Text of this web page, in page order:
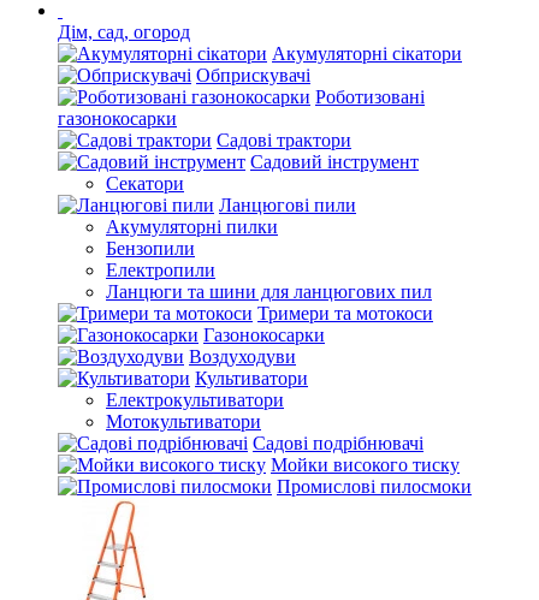
Дім, сад, огород
Акумуляторні сікатори
Обприскувачі
Роботизовані
газонокосарки
Садові трактори
Садовий інструмент
Секатори
Ланцюгові пили
Акумуляторні пилки
Бензопили
Електропили
Ланцюги та шини для ланцюгових пил
Тримери та мотокоси
Газонокосарки
Воздуходуви
Культиватори
Електрокультиватори
Мотокультиватори
Садові подрібнювачі
Мойки високого тиску
Промислові пилосмоки